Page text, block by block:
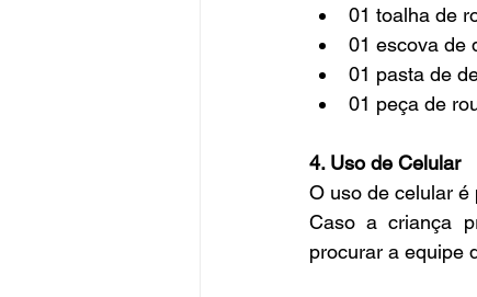
01 toalha de
01 escova de
01 pasta de
01 peça de
4. Uso de Celular
O uso de celular é
Caso a criança
procurar a equipe